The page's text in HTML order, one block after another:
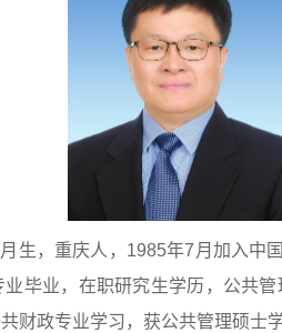
生，重庆人，1985年7月加入中
毕业，在职研究生学历，公共
财政专业学习，获公共管理硕士学